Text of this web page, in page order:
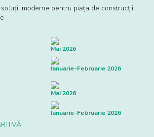
moderne pentru piaţa de construcţii,
Mai 2026
Ianuarie-Februarie 2026
Mai 2026
Ianuarie-Februarie 2026